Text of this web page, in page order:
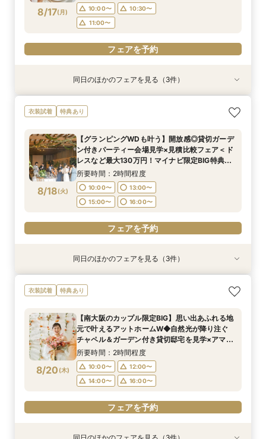
フェアを予約
フェアを予約
フェアを予約
フェアを予約
8/17(月) 10:00〜
10:30〜
11:00〜
フェアを予約
特典あり
8/17(月)
【初めての方も2軒目の方も◎】60分でご案内！
クイックフェア
10:00〜
13:00〜
15:00〜
16:00〜
フェアを予約
特典あり
8/17(月)
【挙式＆会食*10名59万～】家族だけのシンプル
WD！少人数W相談フェア
10:00〜
11:00〜
14:30〜
16:00〜
フェアを予約
特典あり
8/17(月)
【初めての見学におすすめ】即決なし◎自然光溢
れるチャペル＆会場見学×見積もり相談
10:00〜
13:00〜
15:00〜
16:00〜
フェアを予約
同日のほかのフェアを見る（3件）
衣装試着 特典あり
8/18(火)
【グランピングWDも叶う】開放感◎貸切ガーデ
ン付きパーティー会場見学×見積比較フェア＜ド
レスなど最大130万円！マイナビ限定BIG特典付
き＞
所要時間：2時間程度
10:00〜
13:00〜
15:00〜
16:00〜
フェアを予約
特典あり
8/18(火)
【初めての方も2軒目の方も◎】60分でご案内！
クイックフェア
10:00〜
13:00〜
15:00〜
16:00〜
フェアを予約
特典あり
8/18(火)
【挙式＆会食*10名59万～】家族だけのシンプル
WD！少人数W相談フェア
10:00〜
11:00〜
14:30〜
16:00〜
フェアを予約
特典あり
8/18(火)
【初めての見学におすすめ】即決なし◎自然光溢
れるチャペル＆会場見学×見積もり相談
10:00〜
13:00〜
15:00〜
16:00〜
フェアを予約
同日のほかのフェアを見る（3件）
衣装試着 特典あり
8/20 (木)
【南大阪のカップル限定BIG】思い出あふれる地
元で叶えるアットホームW◆自然光が降り注ぐ
チャペル＆ガーデン付き貸切邸宅を見学×アマギ
フ10万×130万優待付きフェア
所要時間：2時間程度
10:00〜
12:00〜
14:00〜
16:00〜
フェアを予約